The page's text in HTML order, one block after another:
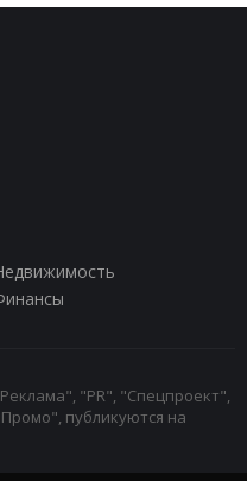
"PR", "Спецпроект",
публикуются на